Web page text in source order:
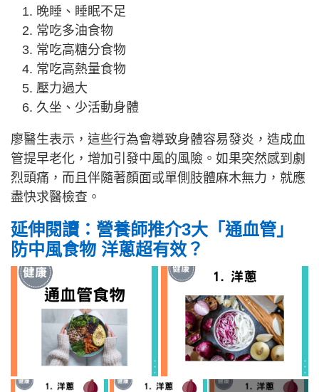
晚睡、睡眠不足
常吃多油食物
常吃高糖分食物
常吃高熱量食物
壓力過大
久坐、少活動身體
廖醫生表示，這些行為會導致身體容易發炎，造成血
管提早老化，增加引發中風的風險。如果突然感到劇
烈頭痛，而且伴隨著顏面或單側肢體麻木無力，就應
盡快求醫檢查。
延伸閱讀：營養師推介3大「通血管」
防中風食物 洋蔥超有效？